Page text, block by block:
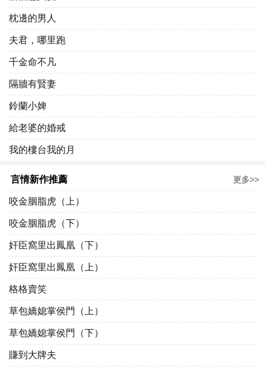
枕邊的男人
夫君，哪里跑
千金命不凡
隔牆有賢妻
鈴蘭小婢
給老婆的婚戒
我的樓台我的月
更多>>
言情新作推薦
咬金胭脂虎（上）
咬金胭脂虎（下）
奸臣窩里出鳳凰（下）
奸臣窩里出鳳凰（上）
格格賣笑
草包嬌媳掌侯門（上）
草包嬌媳掌侯門（下）
賺到大牌夫